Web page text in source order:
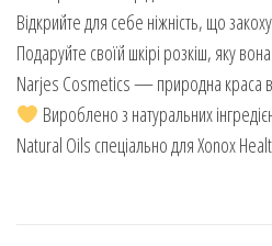
Відкрийте для себе ніжність, що
Подаруйте своїй шкірі розкіш, яку
Narjes Cosmetics — природна краса в
Вироблено з натуральних
Natural Oils спеціально для Xonox